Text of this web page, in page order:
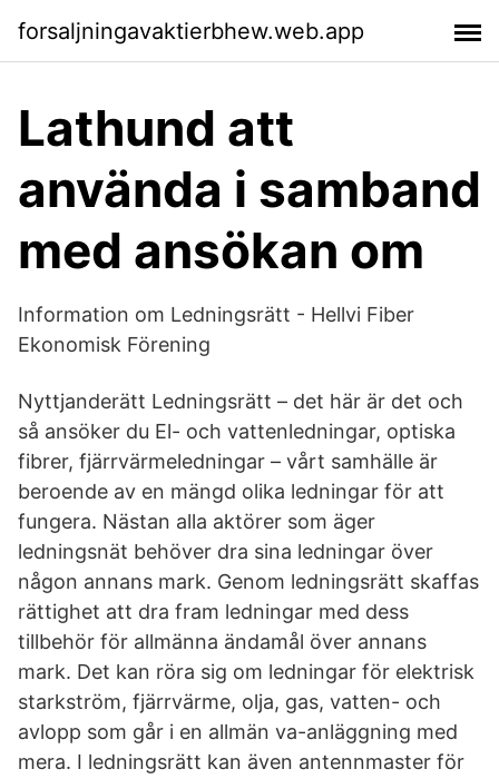
forsaljningavaktierbhew.web.app
Lathund att
använda i samband
med ansökan om
Information om Ledningsrätt - Hellvi Fiber
Ekonomisk Förening
Nyttjanderätt Ledningsrätt – det här är det och
så ansöker du El- och vattenledningar, optiska
fibrer, fjärrvärmeledningar – vårt samhälle är
beroende av en mängd olika ledningar för att
fungera. Nästan alla aktörer som äger
ledningsnät behöver dra sina ledningar över
någon annans mark. Genom ledningsrätt skaffas
rättighet att dra fram ledningar med dess
tillbehör för allmänna ändamål över annans
mark. Det kan röra sig om ledningar för elektrisk
starkström, fjärrvärme, olja, gas, vatten- och
avlopp som går i en allmän va-anläggning med
mera. I ledningsrätt kan även antennmaster för